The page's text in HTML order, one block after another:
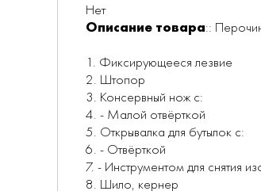
Нет
Описание товара::
1. Фиксирующееся лезвие
2. Штопор
3. Консервный нож с:
4. - Малой отвёрткой
5. Открывалка для бутылок с:
6. - Отвёрткой
7. - Инструментом для снятия
8. Шило, кернер